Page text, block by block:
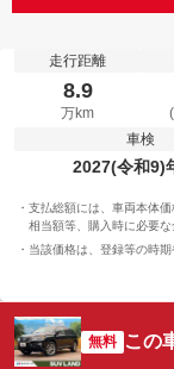
走行距離
8.9
万km
車検
2027(令和9)
支払総額には、車両本体
相当額等、購入時に必要な
当該価格は、登録等の時
無料 この